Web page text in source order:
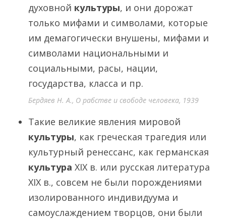
духовной культуры, и они дорожат
только мифами и символами, которые
им демагогически внушены, мифами и
символами национальными и
социальными, расы, нации,
государства, класса и пр.
Бердяев Н. А., О рабстве и свободе человека, 1939
Такие великие явления мировой
культуры, как греческая трагедия или
культурный ренессанс, как германская
культура XIX в. или русская литература
XIX в., совсем не были порождениями
изолированного индивидуума и
самоуслаждением творцов, они были